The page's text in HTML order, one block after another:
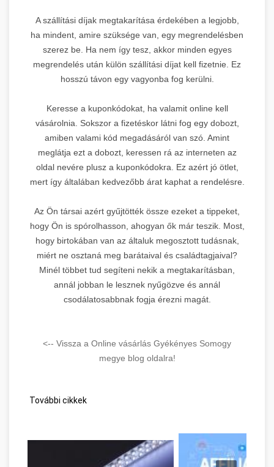
A szállítási díjak megtakarítása érdekében a legjobb,
ha mindent, amire szüksége van, egy megrendelésben
szerez be. Ha nem így tesz, akkor minden egyes
megrendelés után külön szállítási díjat kell fizetnie. Ez
hosszú távon egy vagyonba fog kerülni.
Keresse a kuponkódokat, ha valamit online kell
vásárolnia. Sokszor a fizetéskor látni fog egy dobozt,
amiben valami kód megadásáról van szó. Amint
meglátja ezt a dobozt, keressen rá az interneten az
oldal nevére plusz a kuponkódokra. Ez azért jó ötlet,
mert így általában kedvezőbb árat kaphat a rendelésre.
Az Ön társai azért gyűjtötték össze ezeket a tippeket,
hogy Ön is spórolhasson, ahogyan ők már teszik. Most,
hogy birtokában van az általuk megosztott tudásnak,
miért ne osztaná meg barátaival és családtagjaival?
Minél többet tud segíteni nekik a megtakarításban,
annál jobban le lesznek nyűgözve és annál
csodálatosabbnak fogja érezni magát.
<-- Vissza a Online vásárlás Gyékényes Somogy
megye blog oldalra!
További cikkek